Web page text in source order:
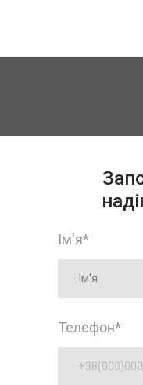
Ім'я*
Телефон*